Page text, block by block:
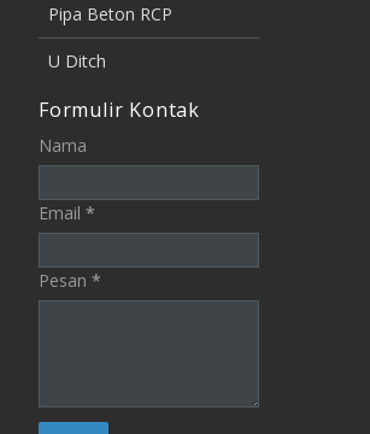
Pipa Beton RCP
U Ditch
Formulir Kontak
Nama
Email *
Pesan *